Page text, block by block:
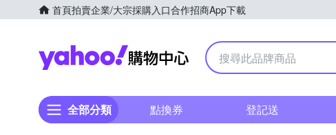
首頁拍賣企業/大宗採購入口合作招商App下載
Yahoo購物中心
全部分類 點換券 登記送